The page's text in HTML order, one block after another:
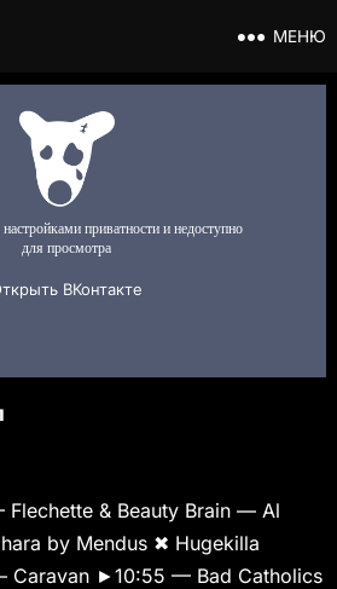
МЕНЮ
& Beauty Brain — Al
by Mendus ✖ Hugekilla
►10:55 — Bad Catholics